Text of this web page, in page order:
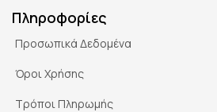
Πληροφορίες
Προσωπικά Δεδομένα
Όροι Χρήσης
Τρόποι Πληρωμής